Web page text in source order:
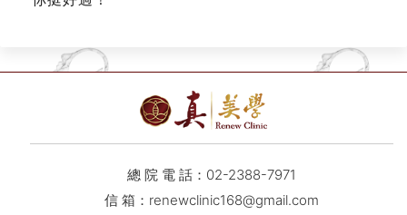
總 院 電 話： 02-2388-7971
信 箱： renewclinic168@gmail.com